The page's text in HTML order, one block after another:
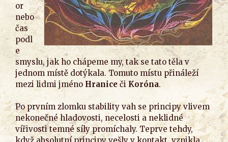
or
nebo
čas
podl
e
smyslu, jak ho chápeme my, tak se tato těla v
jednom místě dotýkala. Tomuto místu přináleží
mezi lidmi jméno Hranice či Koróna.
Po prvním zlomku stability vah se principy vlivem
nekonečné hladovosti, necelosti a neklidné
vířivosti temné síly promíchaly. Teprve tehdy,